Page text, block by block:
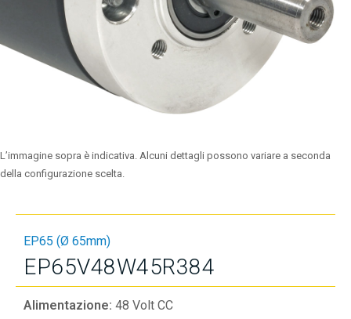
L’immagine sopra è indicativa. Alcuni dettagli possono variare a seconda
della configurazione scelta.
EP65 (Ø 65mm)
EP65V48W45R384
Alimentazione: 48 Volt CC